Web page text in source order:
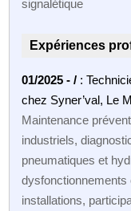
signalétique
Expériences
01/2025 - / :
chez Syner’val, Le
Maintenance
industriels,
pneumatiques et
installations,